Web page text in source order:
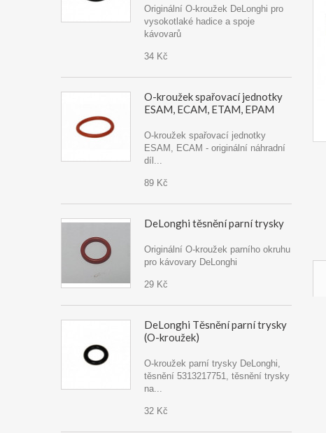
Originální O-kroužek DeLonghi pro
vysokotlaké hadice a spoje
kávovarů
34 Kč
O-kroužek spařovací jednotky
ESAM, ECAM, ETAM, EPAM
O-kroužek spařovací jednotky
ESAM, ECAM - originální náhradní
díl...
89 Kč
DeLonghi těsnění parní trysky
Originální O-kroužek parního okruhu
pro kávovary DeLonghi
29 Kč
DeLonghi Těsnění parní trysky
(O-kroužek)
O-kroužek parní trysky DeLonghi,
těsnění 5313217751, těsnění trysky
na...
32 Kč